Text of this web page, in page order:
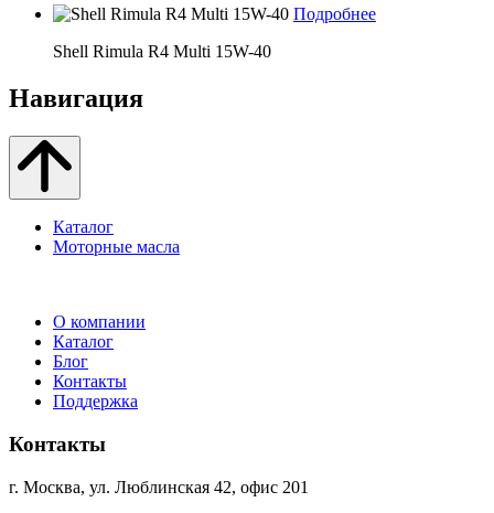
Подробнее
Shell Rimula R4 Multi 15W-40
Навигация
Каталог
Моторные масла
О компании
Каталог
Блог
Контакты
Поддержка
Контакты
г. Москва, ул. Люблинская 42, офис 201